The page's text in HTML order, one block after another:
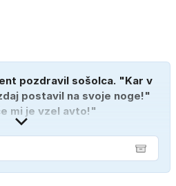
pozdravil sošolca. "Kar v
postavil na svoje noge!"
mi je vzel avto!"